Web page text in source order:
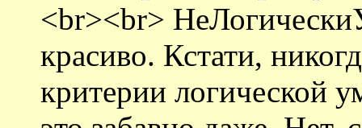
<br><br>
красиво. Кстати,
критерии логической